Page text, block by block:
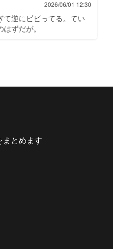
2026/06/01 12:30
て逆にビビってる。てい
ずだが。
とめます